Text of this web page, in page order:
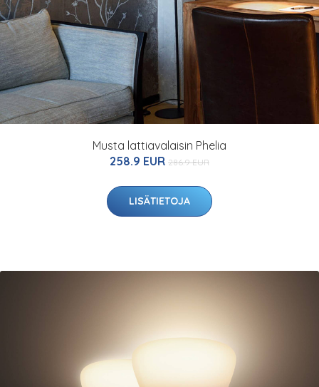
Musta lattiavalaisin Phelia
258.9 EUR 286.9 EUR
LISÄTIETOJA